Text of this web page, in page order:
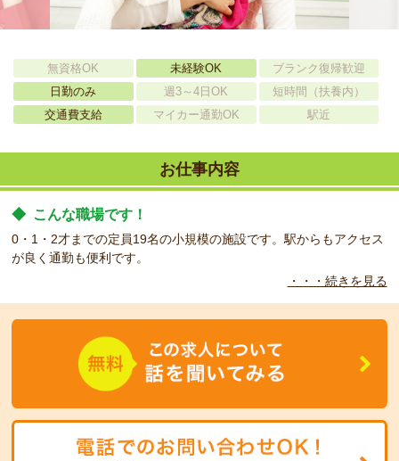
無資格OK 未経験OK
ブランク復帰歓迎
日勤のみ
週3～4日OK
短時間（扶養内）
交通費支給
マイカー通勤OK 駅近
お仕事内容
◆ こんな職場です！
0・1・2才までの定員19名の小規模の施設です。駅からもアクセス
が良く通勤も便利です。
・・・続きを見る